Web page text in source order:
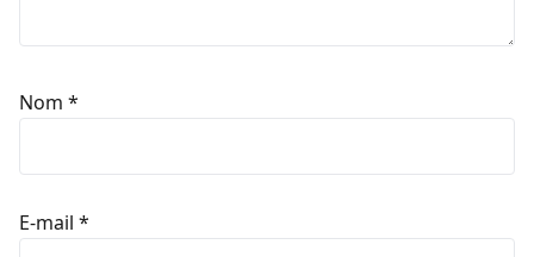
Nom *
E-mail *